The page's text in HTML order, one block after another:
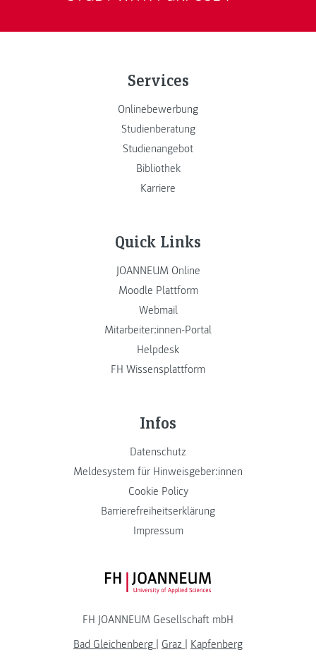
Services
Onlinebewerbung
Studienberatung
Studienangebot
Bibliothek
Karriere
Quick Links
JOANNEUM Online
Moodle Plattform
Webmail
Mitarbeiter:innen-Portal
Helpdesk
FH Wissensplattform
Infos
Datenschutz
Meldesystem für Hinweisgeber:innen
Cookie Policy
Barrierefreiheitserklärung
Impressum
FH JOANNEUM Logo
FH JOANNEUM Gesellschaft mbH
Bad Gleichenberg
Graz
Kapfenberg